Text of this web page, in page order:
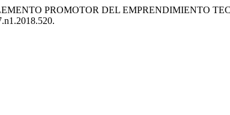
PROMOTOR DEL EMPRENDIMIENTO